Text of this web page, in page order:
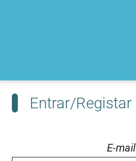
Entrar/Registar
E-mail